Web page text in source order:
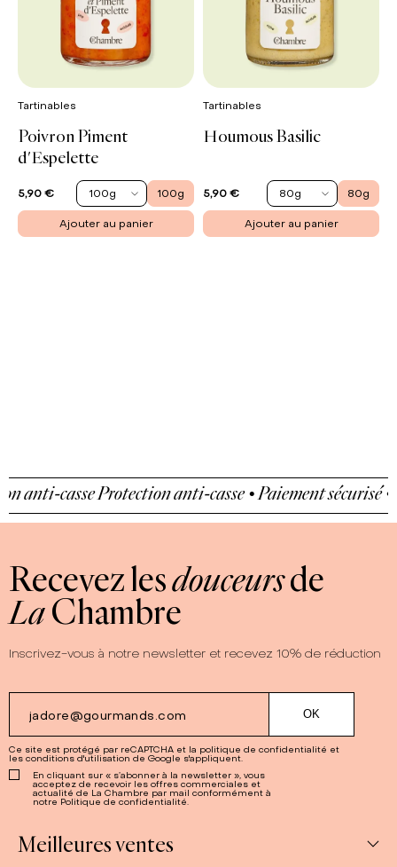
Tartinables
Poivron Piment
d'Espelette
5,90 € 100g 100g
Ajouter au panier
Tartinables
Houmous Basilic
5,90 € 80g 80g
Ajouter au panier
anti-casseProtection anti-casse • Paiement sécurisé •
Recevez lesdouceursde
LaChambre
Inscrivez-vous à notre newsletter et recevez 10% de réduction
Ce site est protégé par reCAPTCHA et la politique de confidentialité et
les conditions d'utilisation de Google s'appliquent.
En cliquant sur « s’abonner à la newsletter », vous
acceptez de recevoir les offres commerciales et
actualité de La Chambre par mail conformément à
notre Politique de confidentialité.
Meilleures ventes